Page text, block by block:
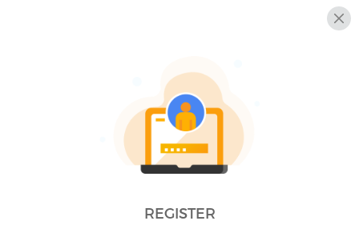
REGISTER